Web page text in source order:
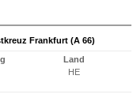
Frankfurt (A 66)
Land
HE